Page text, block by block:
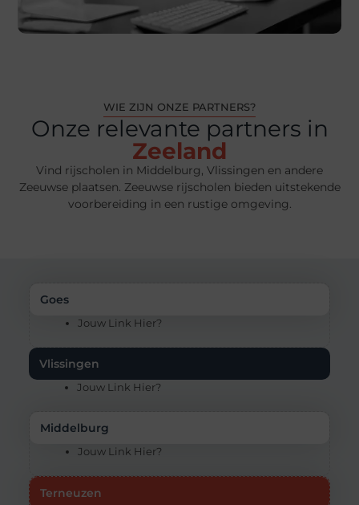
WIE ZIJN ONZE PARTNERS?
Onze relevante partners in
Zeeland
Vind rijscholen in Middelburg, Vlissingen en andere
Zeeuwse plaatsen. Zeeuwse rijscholen bieden uitstekende
voorbereiding in een rustige omgeving.
Goes
Jouw Link Hier?
Vlissingen
Jouw Link Hier?
Middelburg
Jouw Link Hier?
Terneuzen